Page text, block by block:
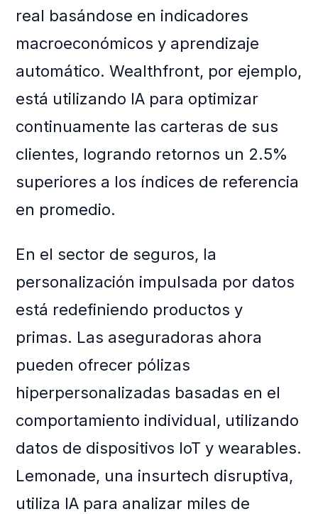
real basándose en indicadores
macroeconómicos y aprendizaje
automático. Wealthfront, por ejemplo,
está utilizando IA para optimizar
continuamente las carteras de sus
clientes, logrando retornos un 2.5%
superiores a los índices de referencia
en promedio.
En el sector de seguros, la
personalización impulsada por datos
está redefiniendo productos y
primas. Las aseguradoras ahora
pueden ofrecer pólizas
hiperpersonalizadas basadas en el
comportamiento individual, utilizando
datos de dispositivos IoT y wearables.
Lemonade, una insurtech disruptiva,
utiliza IA para analizar miles de